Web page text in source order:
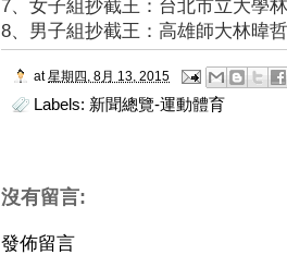
7、女子組抄截王：台北市立大學
8、男子組抄截王：高雄師大林暐
at 星期四, 8月 13, 2015
Labels: 新聞總覽-運動體育
沒有留言:
發佈留言